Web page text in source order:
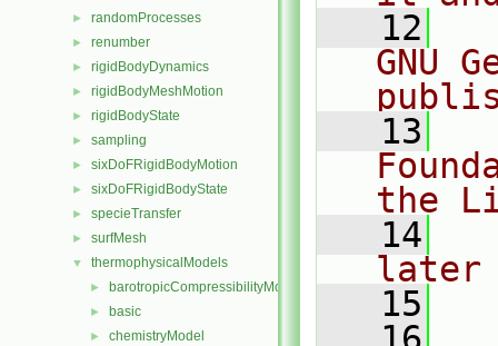
► randomProcesses
► renumber
► rigidBodyDynamics
► rigidBodyMeshMotion
► rigidBodyState
► sampling
► sixDoFRigidBodyMotion
► sixDoFRigidBodyState
► specieTransfer
► surfMesh
▼ thermophysicalModels
► barotropicCompressibilityModel
► basic
► chemistryModel
   12
GNU
   13
the
   14
later
   15